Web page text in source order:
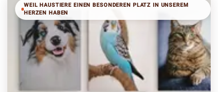
WEIL HAUSTIERE EINEN BESONDEREN PLATZ IN UNSEREM
HERZEN HABEN